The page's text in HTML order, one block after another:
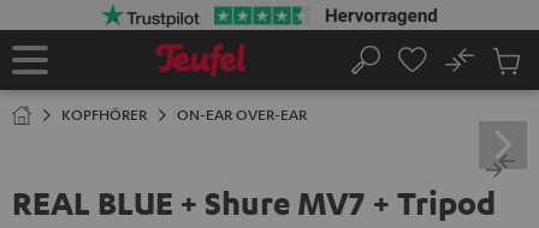
Startseite
Suche
No
KOPFHÖRER ON-EAR OVER-EAR
REAL BLUE + Shure MV7 + Tripod